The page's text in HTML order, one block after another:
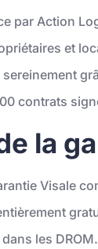
par Action
et
contrats
la
Visale
les DROM.